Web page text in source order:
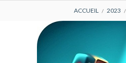
D'ARIANE
ACCUEIL 2023